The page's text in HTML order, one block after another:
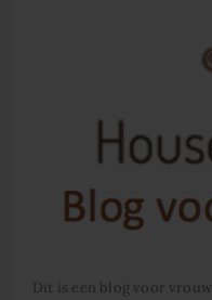
Dit is een blog voor